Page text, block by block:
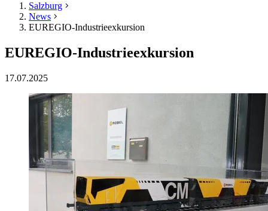
Salzburg
News
EUREGIO-Industrieexkursion
EUREGIO-Industrieexkursion
17.07.2025